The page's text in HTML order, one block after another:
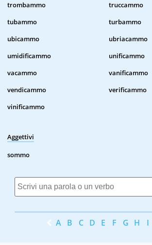
trombammo
truccammo
tubammo
turbammo
ubicammo
ubriacammo
umidificammo
unificammo
vacammo
vanificammo
vendicammo
verificammo
vinificammo
Aggettivi
sommo
A B C D E F G H I